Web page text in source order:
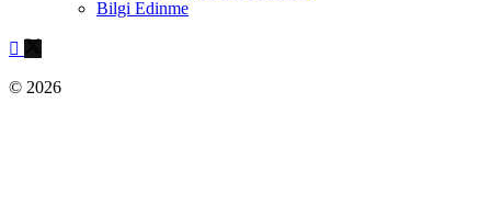
Bilgi Edinme
© 2026